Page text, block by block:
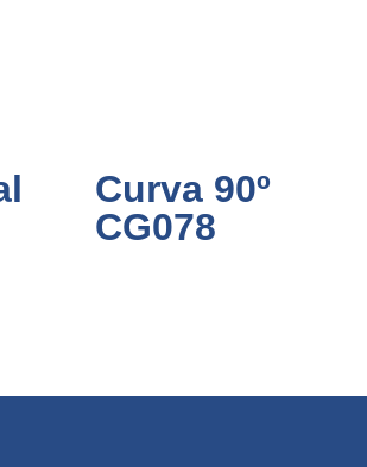
Curva 90º
CG078